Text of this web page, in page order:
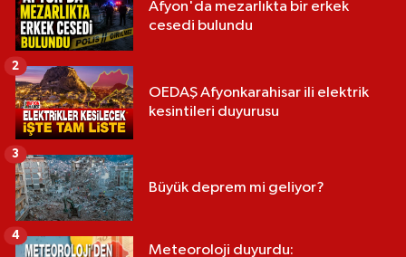
Afyon'da mezarlıkta bir erkek
cesedi bulundu
OEDAŞ Afyonkarahisar ili elektrik
kesintileri duyurusu
2
Büyük deprem mi geliyor?
3
Meteoroloji duyurdu:
4